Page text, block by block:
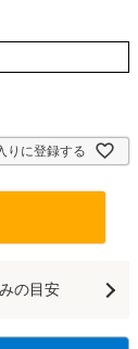
りに登録する
の目安